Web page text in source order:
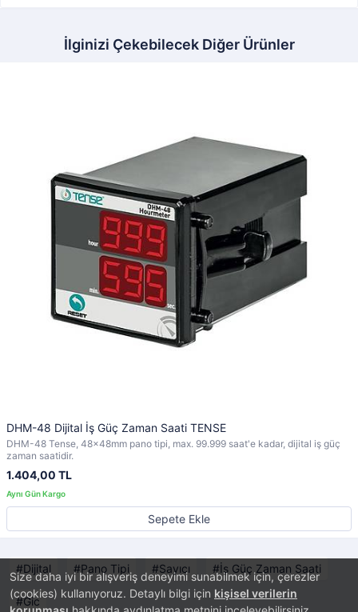
Size daha iyi bir alışveriş deneyimi sunabilmek için, çerezler
(cookies) kullanıyoruz. Detaylı bilgi için kişisel verilerin
İlginizi Çekebilecek Diğer Ürünler
DHM-48 Dijital İş Güç Zaman Saati TENSE
DHM-48 Tense, 48x48mm pano tipi, max. 99.999 saat'e kadar, dijital iş güç
zaman saatidir.
1.404,00 TL
Sepete Ekle
Dijital Pano Tipi Sayıcı İş Güç Zaman Saati
Gic